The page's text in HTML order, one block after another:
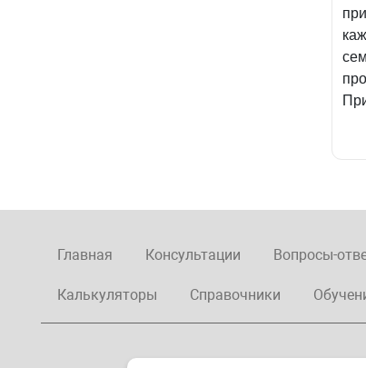
Главная Консультации Вопросы-
Калькуляторы Справочники